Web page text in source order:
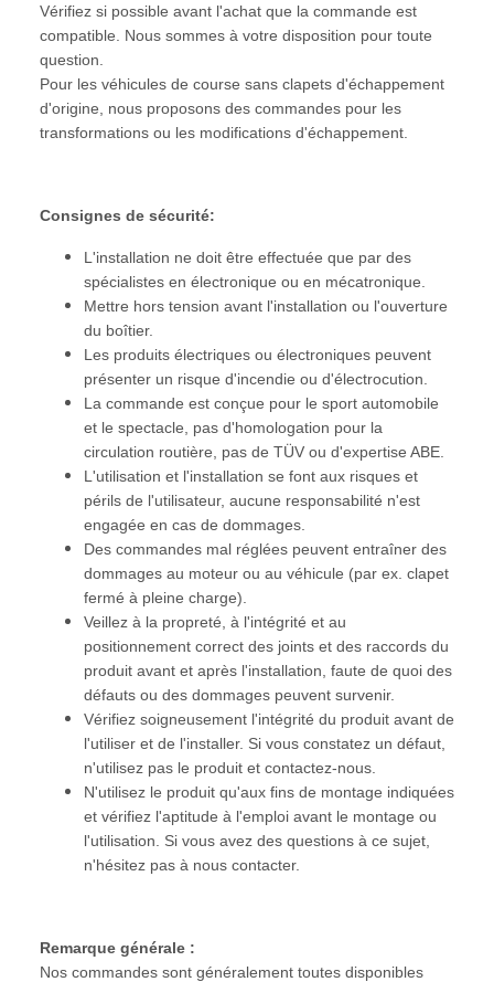
Vérifiez si possible avant l'achat que la commande est
compatible. Nous sommes à votre disposition pour toute
question.
Pour les véhicules de course sans clapets d'échappement
d'origine, nous proposons des commandes pour les
transformations ou les modifications d'échappement.
Consignes de sécurité:
L'installation ne doit être effectuée que par des
spécialistes en électronique ou en mécatronique.
Mettre hors tension avant l'installation ou l'ouverture
du boîtier.
Les produits électriques ou électroniques peuvent
présenter un risque d'incendie ou d'électrocution.
La commande est conçue pour le sport automobile
et le spectacle, pas d'homologation pour la
circulation routière, pas de TÜV ou d'expertise ABE.
L'utilisation et l'installation se font aux risques et
périls de l'utilisateur, aucune responsabilité n'est
engagée en cas de dommages.
Des commandes mal réglées peuvent entraîner des
dommages au moteur ou au véhicule (par ex. clapet
fermé à pleine charge).
Veillez à la propreté, à l'intégrité et au
positionnement correct des joints et des raccords du
produit avant et après l'installation, faute de quoi des
défauts ou des dommages peuvent survenir.
Vérifiez soigneusement l'intégrité du produit avant de
l'utiliser et de l'installer. Si vous constatez un défaut,
n'utilisez pas le produit et contactez-nous.
N'utilisez le produit qu'aux fins de montage indiquées
et vérifiez l'aptitude à l'emploi avant le montage ou
l'utilisation. Si vous avez des questions à ce sujet,
n'hésitez pas à nous contacter.
Remarque générale :
Nos commandes sont généralement toutes disponibles